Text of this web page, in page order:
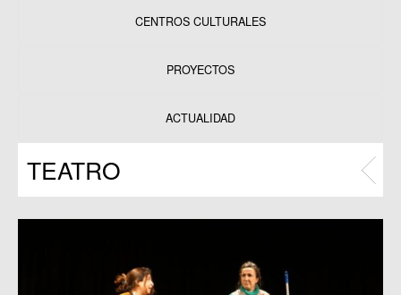
CENTROS CULTURALES
PROYECTOS
Programas
ACTUALIDAD
TEATRO